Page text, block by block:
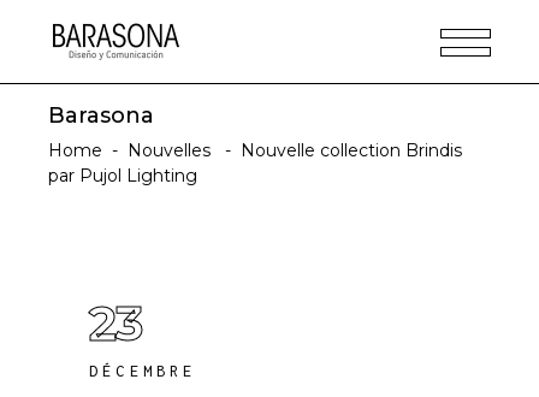
Barasona
Home - Nouvelles - Nouvelle collection Brindis
par Pujol Lighting
23
DÉCEMBRE